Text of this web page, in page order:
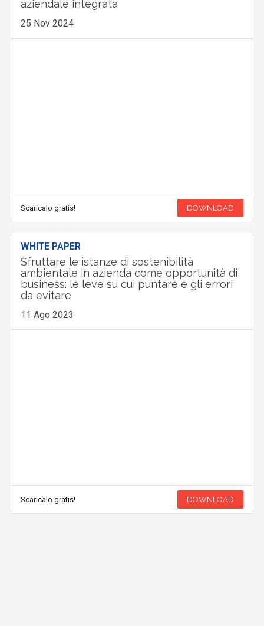
aziendale integrata
25 Nov 2024
Scaricalo gratis! DOWNLOAD
WHITE PAPER
Sfruttare le istanze di sostenibilità
ambientale in azienda come opportunità di
business: le leve su cui puntare e gli errori
da evitare
11 Ago 2023
Scaricalo gratis! DOWNLOAD